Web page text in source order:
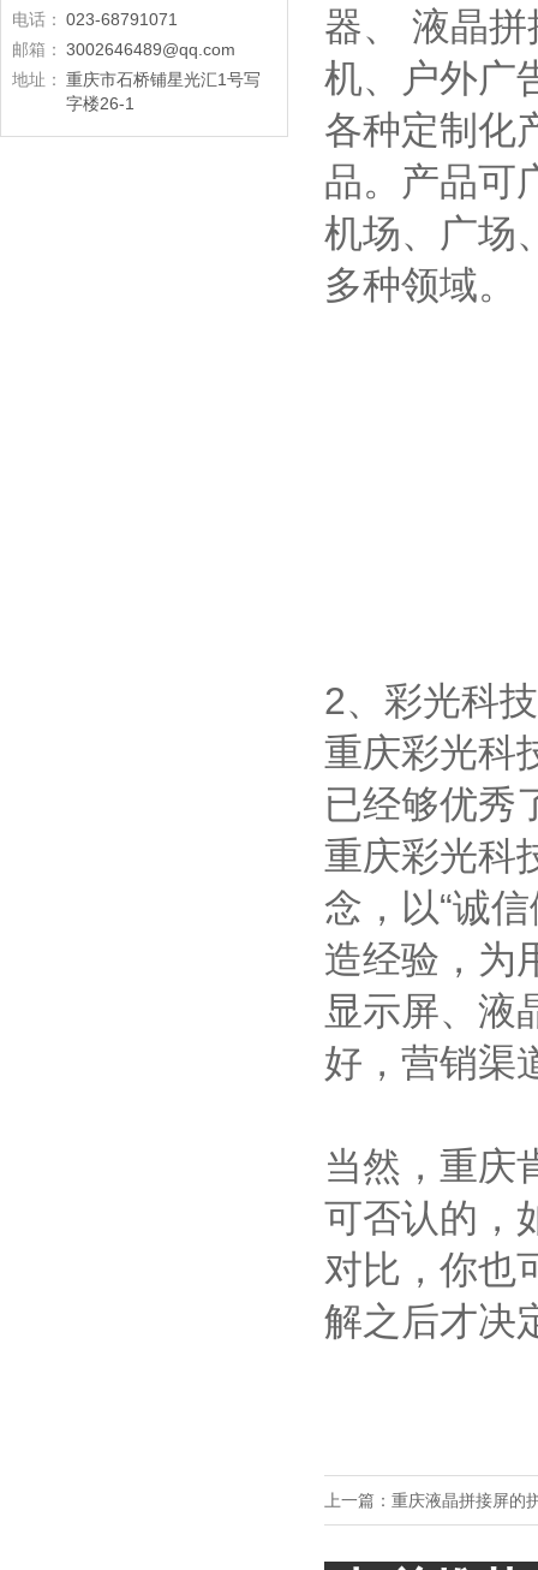
电话： 023-68791071
邮箱： 3002646489@qq.com
地址： 重庆市石桥铺星光汇1号写
字楼26-1
器、 液晶
机、户外广
各种定制化
品。产品可
机场、广场
多种领域。
2、彩光科技
重庆彩光科
已经够优秀
重庆彩光科
念，以“诚
造经验，为
显示屏、液
好，营销渠
当然，重庆
可否认的，
对比，你也
解之后才决
上一篇： 重庆液晶拼接屏的